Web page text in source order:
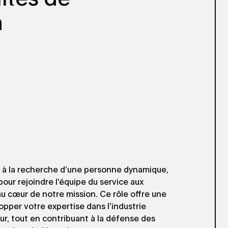
la recherche d’une personne dynamique,
rejoindre l’équipe du service aux
cœur de notre mission. Ce rôle offre une
votre expertise dans l’industrie
tout en contribuant à la défense des